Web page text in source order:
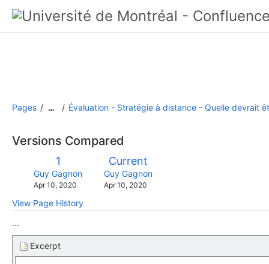
Pages … Évaluation - Stratégie à distance - Quelle devrait
Versions Compared
Old
Version
1
changes.mady.by.user
Guy Gagnon
Saved
Apr 10, 2020
compared
New
Version
Current
changes.mady.by.user
Guy Gagnon
Saved
Apr 10, 2020
View Page History
...
Excerpt